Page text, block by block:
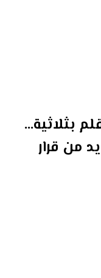
بثلاثية…
من قرار